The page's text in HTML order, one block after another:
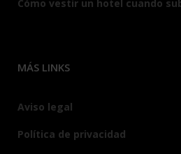
Cómo vestir un hotel cuando
MÁS LINKS
Aviso legal
Política de privacidad